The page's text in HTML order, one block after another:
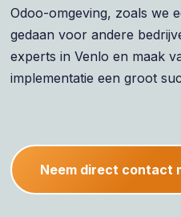
Odoo-omgeving, zoals we
gedaan voor andere
experts in Venlo en maak
implementatie een groot
Neem direct contact